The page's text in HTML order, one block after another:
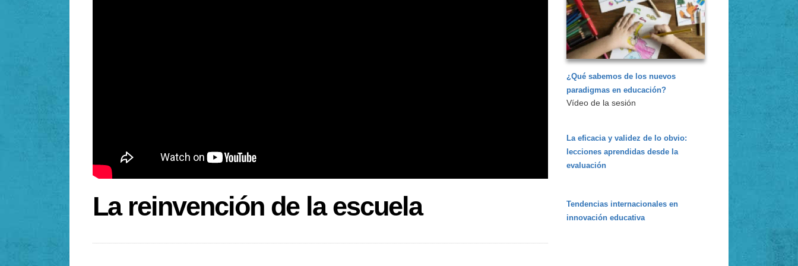
La reinvención de la escuela
¿Qué sabemos de los nuevos
paradigmas en educación?
Vídeo de la sesión
La eficacia y validez de lo obvio:
lecciones aprendidas desde la
evaluación
Tendencias internacionales en
innovación educativa